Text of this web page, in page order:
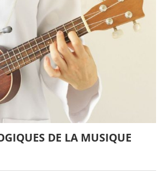
DE LA MUSIQUE